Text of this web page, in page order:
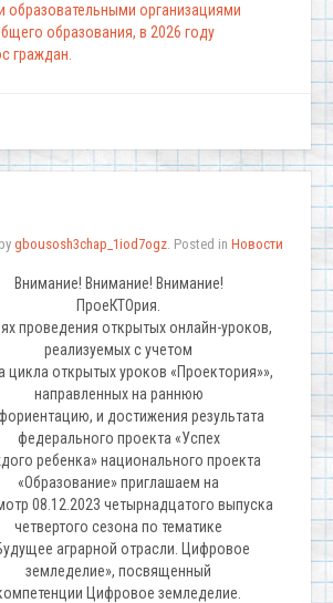
образовательными организациями
образования, в 2026 году
граждан.
gbousosh3chap_1iod7ogz. Posted in Новости
Внимание! Внимание! Внимание!
ПроеКТОрия.
проведения открытых онлайн-уроков,
реализуемых с учетом
цикла открытых уроков «Проектория»»,
направленных на раннюю
и достижения результата
федерального проекта «Успех
ребенка» национального проекта
«Образование» приглашаем на
08.12.2023 четырнадцатого выпуска
четвертого сезона по тематике
аграрной отрасли. Цифровое
земледелие», посвященный
Цифровое земледелие.